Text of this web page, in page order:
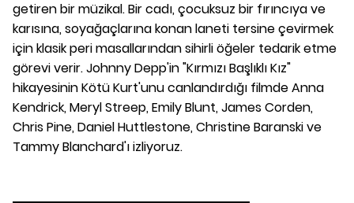
getiren bir müzikal. Bir cadı, çocuksuz bir fırıncıya ve
karısına, soyağaçlarına konan laneti tersine çevirmek
için klasik peri masallarından sihirli öğeler tedarik etme
görevi verir. Johnny Depp'in "Kırmızı Başlıklı Kız"
hikayesinin Kötü Kurt'unu canlandırdığı filmde Anna
Kendrick, Meryl Streep, Emily Blunt, James Corden,
Chris Pine, Daniel Huttlestone, Christine Baranski ve
Tammy Blanchard'ı izliyoruz.